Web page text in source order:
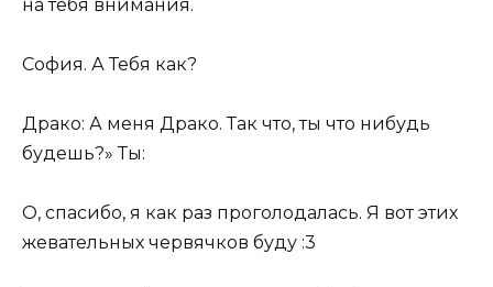
на тебя внимания.
София. А Тебя как?
Драко: А меня Драко. Так что, ты что нибудь
будешь?» Ты:
О, спасибо, я как раз проголодалась. Я вот этих
жевательных червячков буду :3